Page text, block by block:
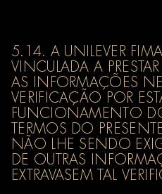
5.14. A UNILEVER
VINCULADA A
AS INFORMAÇÕES
VERIFICAÇÃO POR
FUNCIONAMENTO
TERMOS DO
NÃO LHE SENDO
DE OUTRAS
EXTRAVASEM TAL